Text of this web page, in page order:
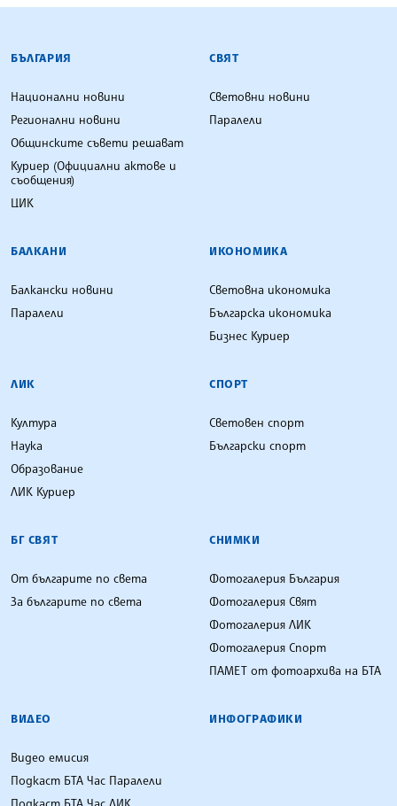
БЪЛГАРСКА ТЕЛЕГРАФНА АГЕНЦИЯ
БЪЛГАРИЯ
Национални новини
Регионални новини
Общинските съвети решават
Куриер (Официални актове и
съобщения)
ЦИК
СВЯТ
Световни новини
Паралели
БАЛКАНИ
Балкански новини
Паралели
ИКОНОМИКА
Световна икономика
Българска икономика
Бизнес Куриер
ЛИК
Култура
Наука
Образование
ЛИК Куриер
СПОРТ
Световен спорт
Български спорт
БГ СВЯТ
От българите по света
За българите по света
СНИМКИ
Фотогалерия България
Фотогалерия Свят
Фотогалерия ЛИК
Фотогалерия Спорт
ПАМЕТ от фотоархива на БТА
ВИДЕО
Видео емисия
Подкаст БТА Час Паралели
Подкаст БТА Час ЛИК
ИНФОГРАФИКИ